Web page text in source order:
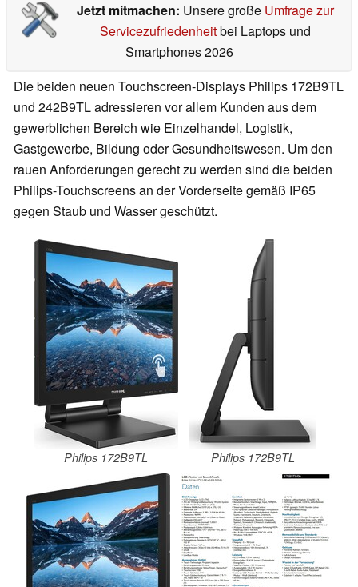
Jetzt mitmachen: Unsere große Umfrage zur
Servicezufriedenheitbei Laptops und
Smartphones 2026
Die beiden neuen Touchscreen-Displays Philips 172B9TL
und 242B9TL adressieren vor allem Kunden aus dem
gewerblichen Bereich wie Einzelhandel, Logistik,
Gastgewerbe, Bildung oder Gesundheitswesen. Um den
rauen Anforderungen gerecht zu werden sind die beiden
Philips-Touchscreens an der Vorderseite gemäß IP65
gegen Staub und Wasser geschützt.
Philips 172B9TL Philips 172B9TL